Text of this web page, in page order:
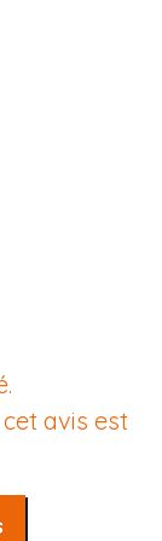
avis est